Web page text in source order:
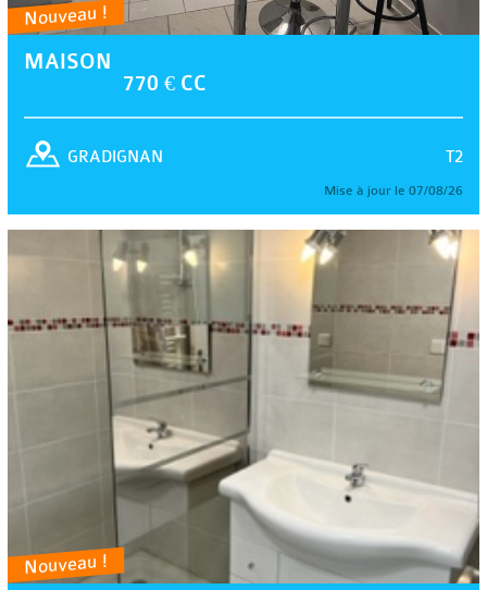
Nouveau !
MAISON
770 € CC
T2
GRADIGNAN
Mise à jour le 07/08/26
Nouveau !